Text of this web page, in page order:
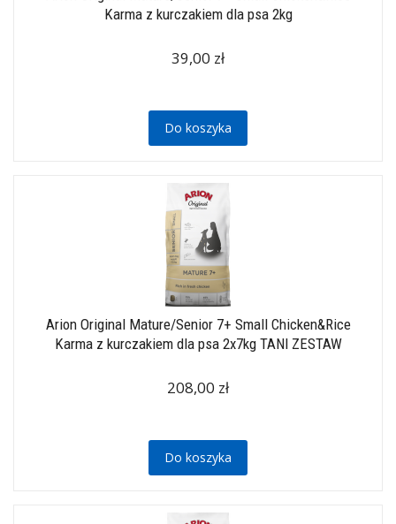
Karma z kurczakiem dla psa 2kg
39,00 zł
Do koszyka
Arion Original Mature/Senior 7+ Small Chicken&Rice
Karma z kurczakiem dla psa 2x7kg TANI ZESTAW
208,00 zł
Do koszyka